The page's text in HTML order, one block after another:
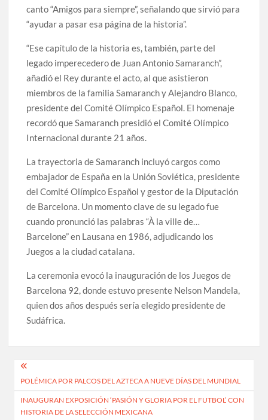
canto “Amigos para siempre”, señalando que sirvió para
“ayudar a pasar esa página de la historia”.
“Ese capítulo de la historia es, también, parte del
legado imperecedero de Juan Antonio Samaranch”,
añadió el Rey durante el acto, al que asistieron
miembros de la familia Samaranch y Alejandro Blanco,
presidente del Comité Olímpico Español. El homenaje
recordó que Samaranch presidió el Comité Olímpico
Internacional durante 21 años.
La trayectoria de Samaranch incluyó cargos como
embajador de España en la Unión Soviética, presidente
del Comité Olímpico Español y gestor de la Diputación
de Barcelona. Un momento clave de su legado fue
cuando pronunció las palabras “À la ville de…
Barcelone” en Lausana en 1986, adjudicando los
Juegos a la ciudad catalana.
La ceremonia evocó la inauguración de los Juegos de
Barcelona 92, donde estuvo presente Nelson Mandela,
quien dos años después sería elegido presidente de
Sudáfrica.
Navegación
de
entradas
POLÉMICA POR PALCOS DEL AZTECA A NUEVE DÍAS DEL MUNDIAL
INAUGURAN EXPOSICIÓN ‘PASIÓN Y GLORIA POR EL FUTBOL’ CON
HISTORIA DE LA SELECCIÓN MEXICANA